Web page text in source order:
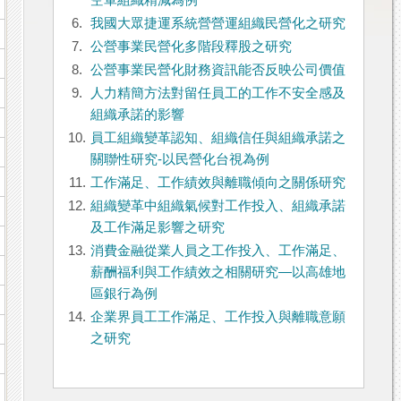
6.
我國大眾捷運系統營營運組織民營化之研究
7.
公營事業民營化多階段釋股之研究
8.
公營事業民營化財務資訊能否反映公司價值
9.
人力精簡方法對留任員工的工作不安全感及
組織承諾的影響
10. 員工組織變革認知、組織信任與組織承諾之
關聯性研究-以民營化台視為例
11. 工作滿足、工作績效與離職傾向之關係研究
12. 組織變革中組織氣候對工作投入、組織承諾
及工作滿足影響之研究
13. 消費金融從業人員之工作投入、工作滿足、
薪酬福利與工作績效之相關研究—以高雄地
區銀行為例
14. 企業界員工工作滿足、工作投入與離職意願
之研究